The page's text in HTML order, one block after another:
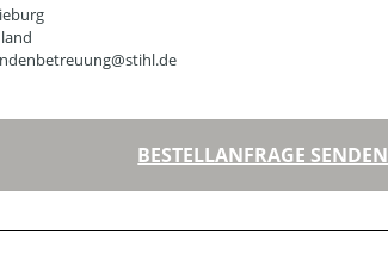
BESTELLANFRAGE SENDEN